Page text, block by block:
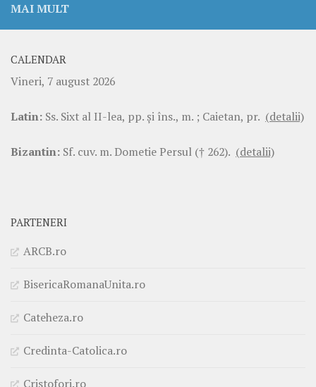
MAI MULT
CALENDAR
Vineri, 7 august 2026
Latin: Ss. Sixt al II-lea, pp. şi îns., m. ; Caietan, pr. (detalii)
Bizantin: Sf. cuv. m. Dometie Persul († 262). (detalii)
PARTENERI
ARCB.ro
BisericaRomanaUnita.ro
Cateheza.ro
Credinta-Catolica.ro
Cristofori.ro